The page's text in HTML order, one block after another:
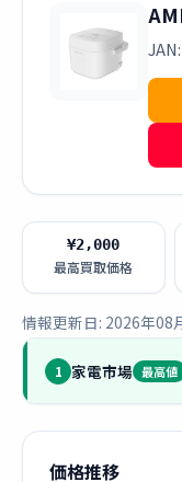
¥2,000
最高買取価格
情報更新日: 2026年08
1 家電市場 最高値
価格推移